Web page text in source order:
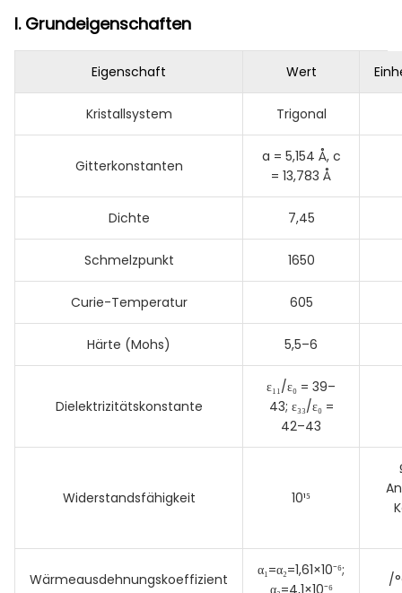
I. Grundeigenschaften
​Eigenschaft​ ​Wert​
Kristallsystem Trigonal
Gitterkonstanten
a = 5,154 Å, c
= 13,783 Å
Dichte 7,45
Schmelzpunkt 1650
Curie-Temperatur 605
Härte (Mohs) 5,5–6
Dielektrizitätskonstante
ε₁₁/ε₀ = 39–
43; ε₃₃/ε₀ =
42–43
Widerstandsfähigkeit 10¹⁵
Wärmeausdehnungskoeffizient
α₁=α₂=1,61×10⁻⁶;
/